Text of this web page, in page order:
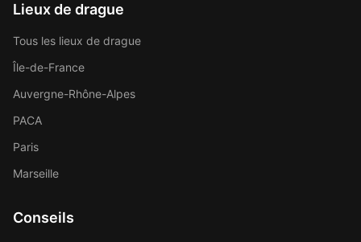
Lieux de drague
Tous les lieux de drague
Île-de-France
Auvergne-Rhône-Alpes
PACA
Paris
Marseille
Conseils